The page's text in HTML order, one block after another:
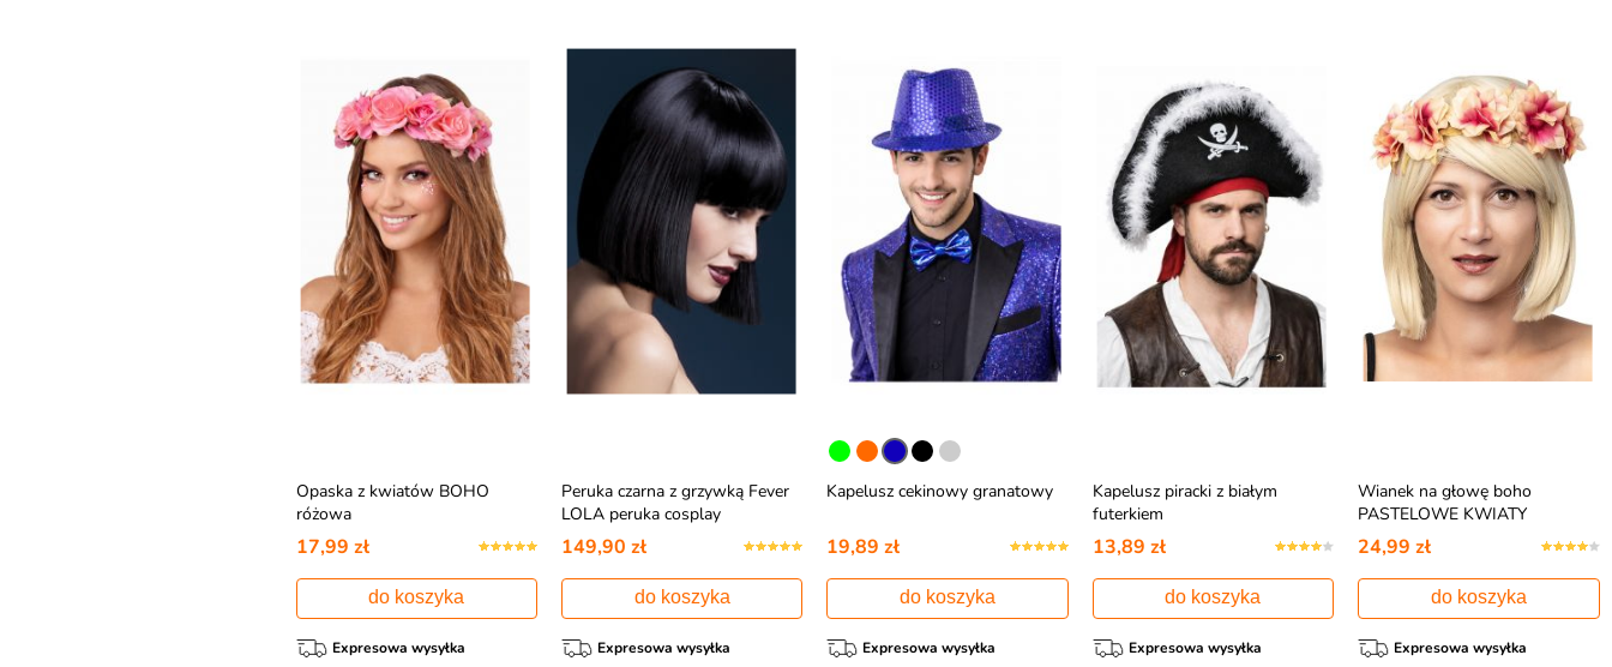
Opaska z kwiatów BOHO
różowa
17,99 zł
do koszyka
Expresowa wysyłka
Peruka czarna z grzywką Fever
LOLA peruka cosplay
149,90 zł
do koszyka
Expresowa wysyłka
Kapelusz cekinowy granatowy
19,89 zł
do koszyka
Expresowa wysyłka
Kapelusz piracki z białym
futerkiem
13,89 zł
do koszyka
Expresowa wysyłka
Wianek na głowę boho
PASTELOWE KWIATY
24,99 zł
do koszyka
Expresowa wysyłka